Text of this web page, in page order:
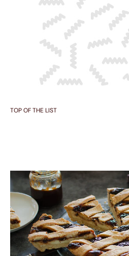
TOP OF THE LIST